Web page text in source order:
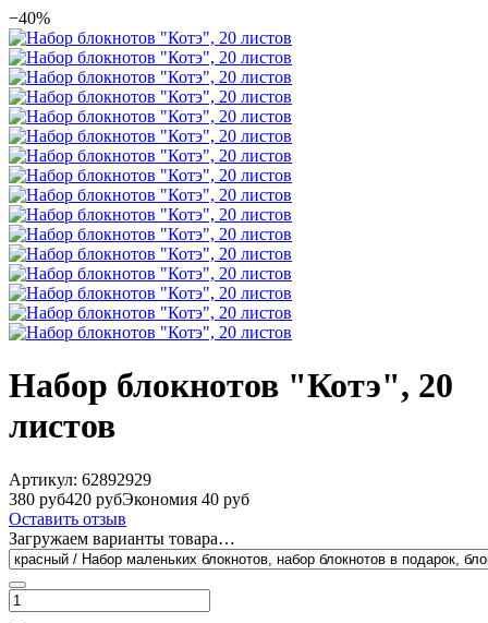
−40%
Набор блокнотов "Котэ", 20
листов
Артикул: 62892929
380 руб420 рубЭкономия 40 руб
Оставить отзыв
Загружаем варианты товара…